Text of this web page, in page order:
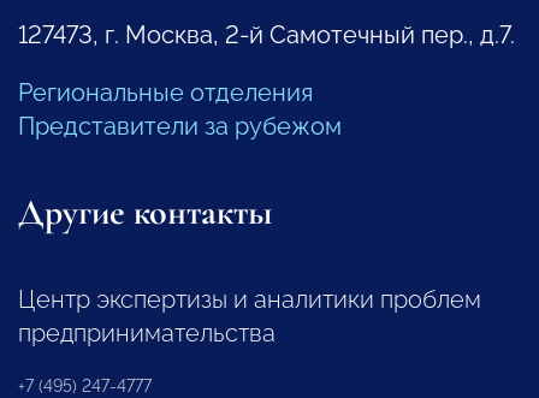
127473, г. Москва, 2-й Самотечный пер., д.7.
Региональные отделения
Представители за рубежом
Другие контакты
Центр экспертизы и аналитики проблем
предпринимательства
+7 (495) 247-4777